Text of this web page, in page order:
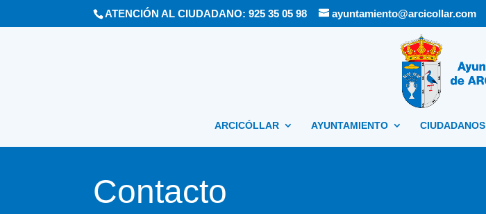
ATENCIÓN AL CIUDADANO: 925 35 05 98 ayuntamiento@arcicollar.com
ARCICÓLLAR AYUNTAMIENTO CIUDADANOS
Contacto